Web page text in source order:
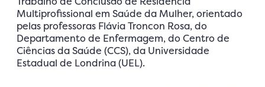
Multiprofissional em Saúde da Mulher, orientado
pelas professoras Flávia Troncon Rosa, do
Departamento de Enfermagem, do Centro de
Ciências da Saúde (CCS), da Universidade
Estadual de Londrina (UEL).